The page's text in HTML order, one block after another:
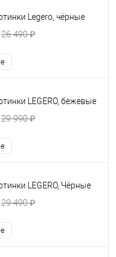
Legero, чёрные
26 490 ₽
LEGERO, бежевые
29 990 ₽
LEGERO, Чёрные
29 490 ₽